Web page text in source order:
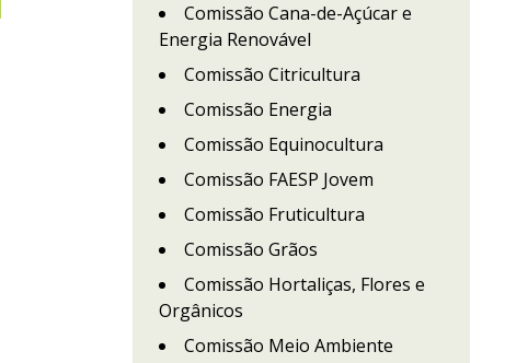
Comissão Cana-de-Açúcar e
Energia Renovável
Comissão Citricultura
Comissão Energia
Comissão Equinocultura
Comissão FAESP Jovem
Comissão Fruticultura
Comissão Grãos
Comissão Hortaliças, Flores e
Orgânicos
Comissão Meio Ambiente